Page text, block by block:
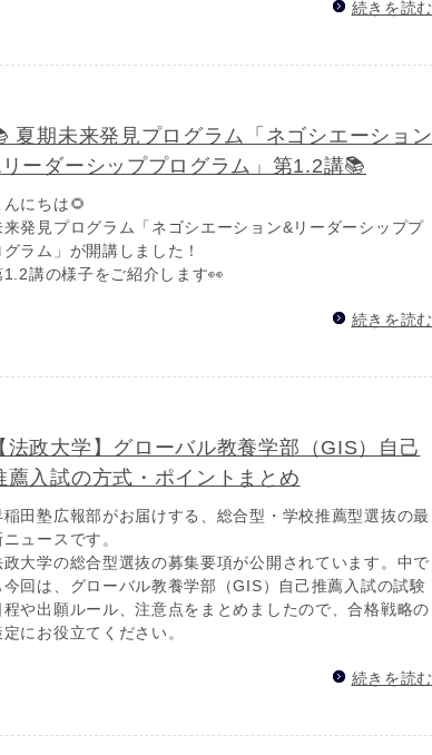
続きを読む
夏期未来発見プログラム「ネゴシエーション
ーダーシッププログラム」第1.2講📚
んにちは🌻
来発見プログラム「ネゴシエーション&リーダーシッププ
グラム」が開講しました！
1.2講の様子をご紹介します👀
続きを読む
法政大学】グローバル教養学部（GIS）自己
薦入試の方式・ポイントまとめ
稲田塾広報部がお届けする、総合型・学校推薦型選抜の最
ニュースです。
政大学の総合型選抜の募集要項が公開されています。中で
今回は、グローバル教養学部（GIS）自己推薦入試の試験
程や出願ルール、注意点をまとめましたので、合格戦略の
定にお役立てください。
続きを読む